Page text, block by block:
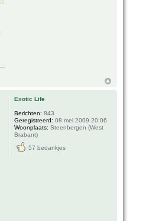
Exotic Life
Berichten: 843
Geregistreerd: 08 mei 2009 20:06
Woonplaats: Steenbergen (West
Brabant)
57 bedankjes